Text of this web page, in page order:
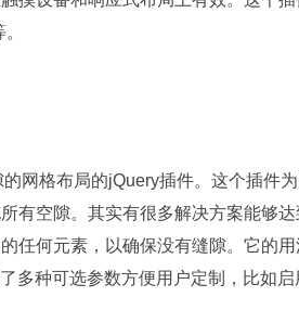
格布局的jQuery插件。这个插件为
有空隙。其实有很多解决方案能够
任何元素，以确保没有缝隙。它的
多种可选参数方便用户定制，比如